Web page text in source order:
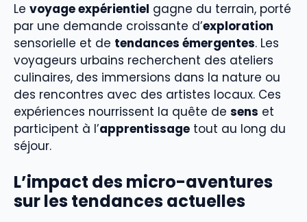
Le voyage expérientiel gagne du terrain, porté
par une demande croissante d’exploration
sensorielle et de tendances émergentes. Les
voyageurs urbains recherchent des ateliers
culinaires, des immersions dans la nature ou
des rencontres avec des artistes locaux. Ces
expériences nourrissent la quête de sens et
participent à l’apprentissage tout au long du
séjour.
L’impact des micro-aventures
sur les tendances actuelles